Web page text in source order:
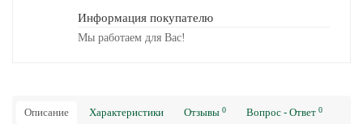
Информация покупателю
Мы работаем для Вас!
Описание Характеристики Отзывы 0 Вопрос - Ответ 0